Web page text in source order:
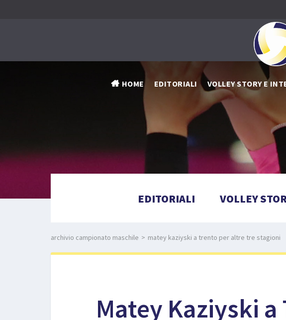
HOME EDITORIALI VOLLEY STORY E
EDITORIALI VOLLEY
archivio campionato maschile > matey kaziyski a trento per altre tre stagioni
Matey Kaziyski